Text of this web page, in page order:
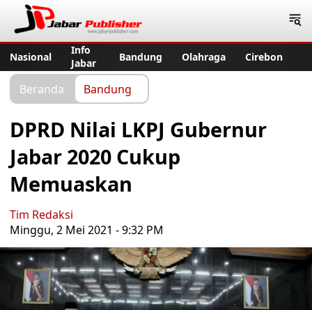
Nasional
Info
Jabar
Bandung Olahraga Cirebon
Beranda Bandung
DPRD Nilai LKPJ Gubernur
Jabar 2020 Cukup
Memuaskan
Tim Redaksi
Minggu, 2 Mei 2021 - 9:32 PM